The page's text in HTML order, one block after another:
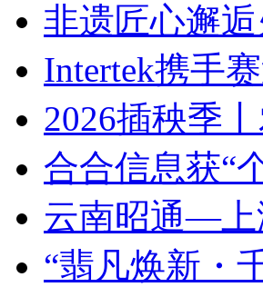
非遗匠心邂
Intertek携手
2026插秧季
合合信息获“
云南昭通—上
“翡凡焕新・